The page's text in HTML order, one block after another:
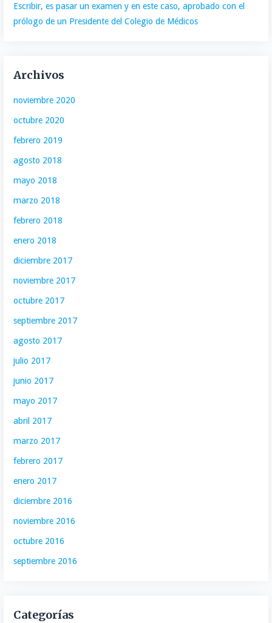
Escribir, es pasar un examen y en este caso, aprobado con el
prólogo de un Presidente del Colegio de Médicos
Archivos
noviembre 2020
octubre 2020
febrero 2019
agosto 2018
mayo 2018
marzo 2018
febrero 2018
enero 2018
diciembre 2017
noviembre 2017
octubre 2017
septiembre 2017
agosto 2017
julio 2017
junio 2017
mayo 2017
abril 2017
marzo 2017
febrero 2017
enero 2017
diciembre 2016
noviembre 2016
octubre 2016
septiembre 2016
Categorías